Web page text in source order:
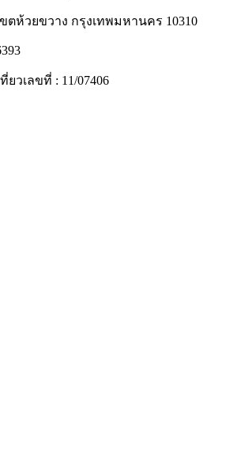
ตห้วยขวาง กรุงเทพมหานคร 10310
วเลขที่ : 11/07406